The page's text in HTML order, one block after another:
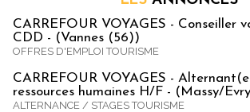
CARREFOUR VOYAGES - Conseiller
CDD - (Vannes (56))
OFFRES D'EMPLOI TOURISME
CARREFOUR VOYAGES -
ressources humaines H/F - (Massy/
ALTERNANCE / STAGES TOURISME